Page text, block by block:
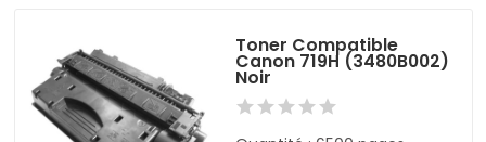
Toner Compatible
Canon 719H (3480B002)
Noir